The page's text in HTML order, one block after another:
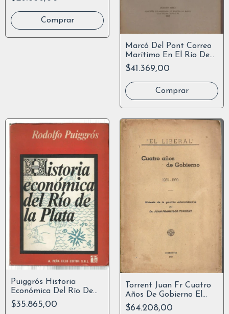
Marcó Del Pont Correo
Marítimo En El Río De
La Plata
$41.369,00
Puiggrós Historia
Económica Del Río De
La Plata. 4º Ed 1973
$35.865,00
Torrent Juan Fr Cuatro
Años De Gobierno El
Liberal 1939
$64.208,00